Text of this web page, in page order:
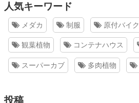
人気キーワード
メダカ 制服 原付バイク
観葉植物 コンテナハウス
スーパーカブ 多肉植物
投稿